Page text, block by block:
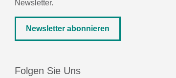
Newsletter.
Newsletter abonnieren
Folgen Sie Uns